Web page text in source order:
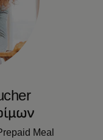
Meal